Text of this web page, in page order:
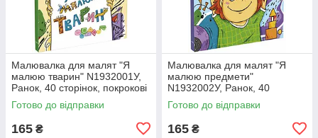
Малювалка для малят "Я
малюю тварин" N1932001У,
Ранок, 40 сторінок, покрокові
інструкції з фігур, для дітей 5-
8 років
Готово до відправки
165 ₴
Малювалка для малят "Я
малюю предмети"
N1932002У, Ранок, 40
сторінок, покрокові інструкції
з фігур, для дітей 5-8 років
Готово до відправки
165 ₴